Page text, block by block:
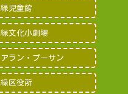
緑児童館
緑文化小劇場
アラン・プーサン
緑区役所